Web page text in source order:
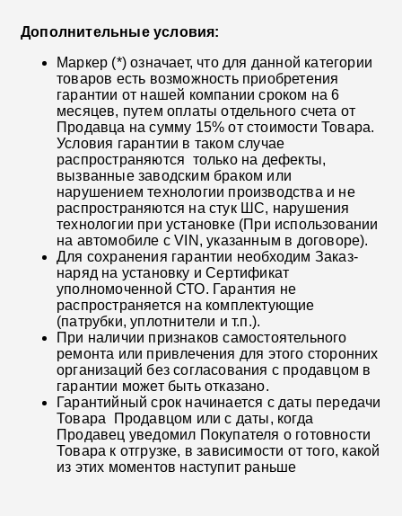
Дополнительные условия:
Маркер (*) означает, что для данной категории
товаров есть возможность приобретения
гарантии от нашей компании сроком на 6
месяцев, путем оплаты отдельного счета от
Продавца на сумму 15% от стоимости Товара.
Условия гарантии в таком случае
распространяются только на дефекты,
вызванные заводским браком или
нарушением технологии производства и не
распространяются на стук ШС, нарушения
технологии при установке (При использовании
на автомобиле с VIN, указанным в договоре).
Для сохранения гарантии необходим Заказ-
наряд на установку и Сертификат
уполномоченной СТО. Гарантия не
распространяется на комплектующие
(патрубки, уплотнители и т.п.).
При наличии признаков самостоятельного
ремонта или привлечения для этого сторонних
организаций без согласования с продавцом в
гарантии может быть отказано.
Гарантийный срок начинается с даты передачи
Товара Продавцом или с даты, когда
Продавец уведомил Покупателя о готовности
Товара к отгрузке, в зависимости от того, какой
из этих моментов наступит раньше